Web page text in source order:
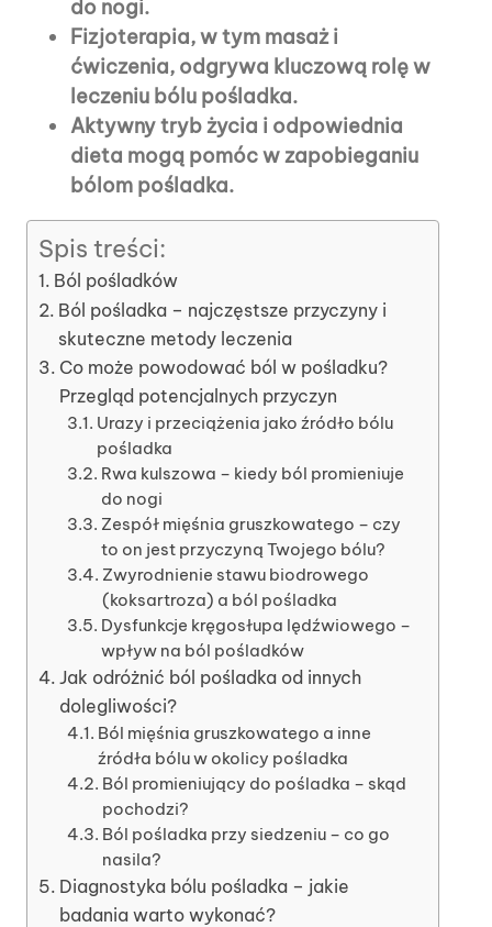
do nogi.
Fizjoterapia, w tym masaż i
ćwiczenia, odgrywa kluczową rolę w
leczeniu bólu pośladka.
Aktywny tryb życia i odpowiednia
dieta mogą pomóc w zapobieganiu
bólom pośladka.
Spis treści:
Ból pośladków
Ból pośladka – najczęstsze przyczyny i
skuteczne metody leczenia
Co może powodować ból w pośladku?
Przegląd potencjalnych przyczyn
Urazy i przeciążenia jako źródło bólu
pośladka
Rwa kulszowa – kiedy ból promieniuje
do nogi
Zespół mięśnia gruszkowatego – czy
to on jest przyczyną Twojego bólu?
Zwyrodnienie stawu biodrowego
(koksartroza) a ból pośladka
Dysfunkcje kręgosłupa lędźwiowego –
wpływ na ból pośladków
Jak odróżnić ból pośladka od innych
dolegliwości?
Ból mięśnia gruszkowatego a inne
źródła bólu w okolicy pośladka
Ból promieniujący do pośladka – skąd
pochodzi?
Ból pośladka przy siedzeniu – co go
nasila?
Diagnostyka bólu pośladka – jakie
badania warto wykonać?